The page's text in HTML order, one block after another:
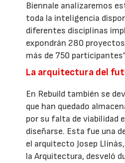
Biennale analizaremos
toda la inteligencia
diferentes disciplinas
expondrán 280
más de 750
La arquitectura del
En Rebuild también se
que han quedado
por su falta de viabilidad
diseñarse. Esta fue una
el arquitecto Josep
la Arquitectura, desveló